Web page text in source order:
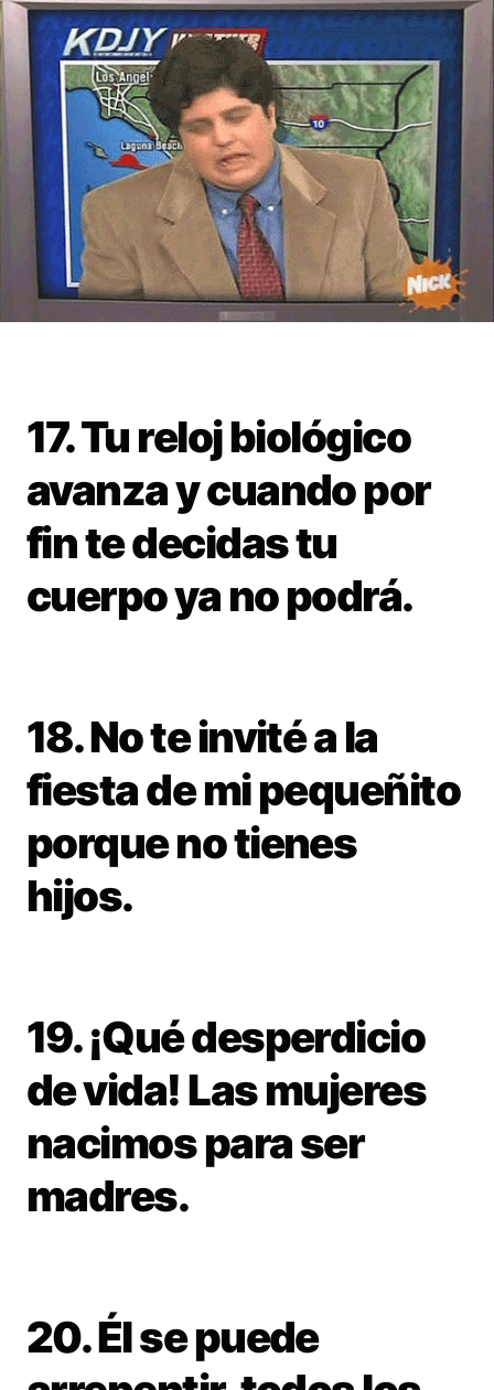
17. Tu reloj biológico
avanza y cuando por
fin te decidas tu
cuerpo ya no podrá.
18. No te invité a la
fiesta de mi pequeñito
porque no tienes
hijos.
19. ¡Qué desperdicio
de vida! Las mujeres
nacimos para ser
madres.
20. Él se puede